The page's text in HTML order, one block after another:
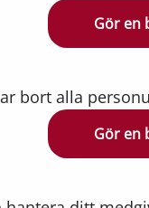
Gör en
bort alla
Gör en